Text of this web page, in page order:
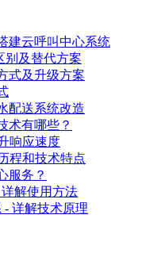
建云呼叫中心系统
别及替代方案
式及升级方案
配送系统改造
术有哪些？
响应速度
程和技术特点
服务？
解使用方法
- 详解技术原理